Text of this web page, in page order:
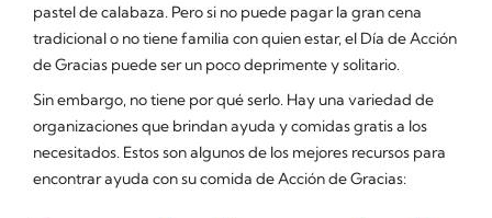
pastel de calabaza. Pero si no puede pagar la gran cena
tradicional o no tiene familia con quien estar, el Día de Acción
de Gracias puede ser un poco deprimente y solitario.
Sin embargo, no tiene por qué serlo. Hay una variedad de
organizaciones que brindan ayuda y comidas gratis a los
necesitados. Estos son algunos de los mejores recursos para
encontrar ayuda con su comida de Acción de Gracias: